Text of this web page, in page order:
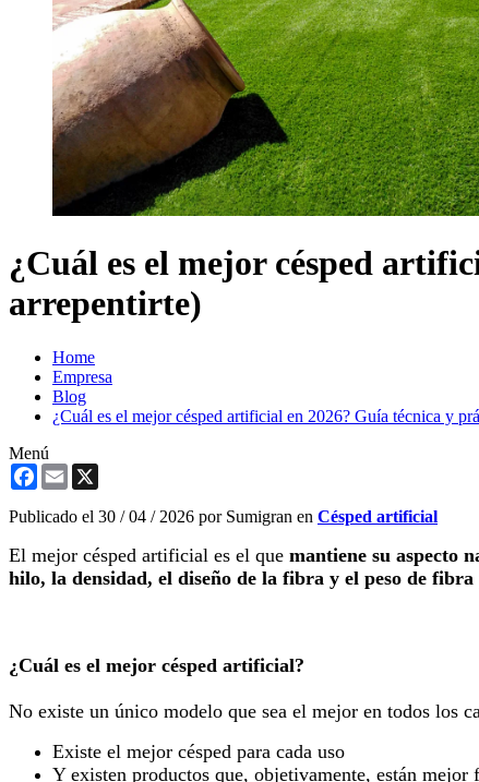
¿Cuál es el mejor césped
arrepentirte)
Home
Empresa
Blog
¿Cuál es el mejor césped artificial en 2026? Guía técnica y
Menú
Facebook
Email
Publicado el 30 / 04 / 2026 por Sumigran en Césped artificial
El mejor césped artificial es el quemantiene su aspecto
hilo, la densidad, el diseño de la fibra y el peso de fibra
¿Cuál es el mejor césped artificial?
No existe un único modelo que sea el mejor en todos los
Existe el mejor césped para cada uso
Y existen productos que, objetivamente, están mejor